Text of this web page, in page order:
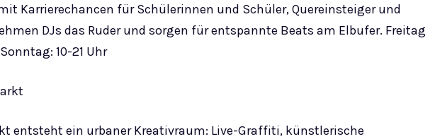
Karrierechancen für Schülerinnen und Schüler, Quereinsteiger und
DJs das Ruder und sorgen für entspannte Beats am Elbufer. Freitag
10-21 Uhr
entsteht ein urbaner Kreativraum: Live-Graffiti, künstlerische